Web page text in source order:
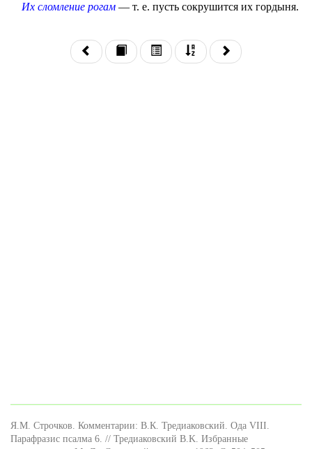
Их сломление рогам — т. е. пусть сокрушится их гордыня.
Я.М. Строчков. Комментарии: В.К. Тредиаковский. Ода VIII.
Парафразис псалма 6. // Тредиаковский B.K. Избранные